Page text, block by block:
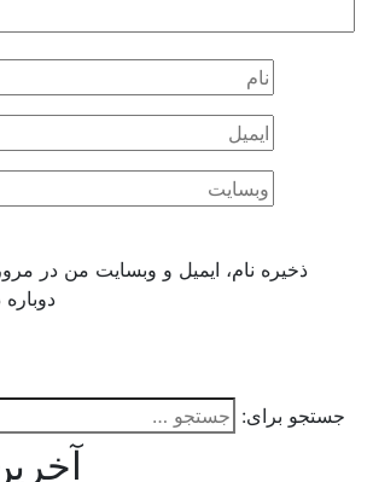
ذخیره نام، ایمیل و وبسایت من در
دوباره
برای: